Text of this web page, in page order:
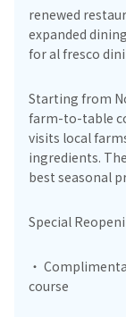
renewed
expanded
for al fresco
Starting from
farm-to-table
visits local
ingredients.
best seasonal
Special
・
course